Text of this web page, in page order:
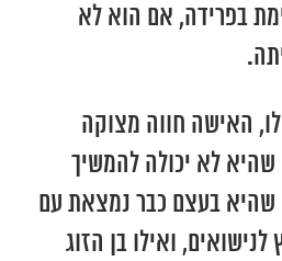
בפרידה, אם הוא לא
האישה חווה מצוקה
לא יכולה להמשיך
שהיא בעצם כבר נמצאת עם
ואילו בן הזוג